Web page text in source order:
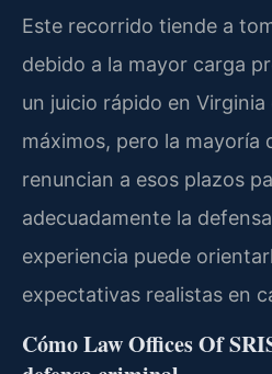
Este recorrido tiende a
debido a la mayor carga
un juicio rápido en
máximos, pero la mayoría
renuncian a esos plazos
adecuadamente la
experiencia puede
expectativas realistas en
Cómo Law Offices Of